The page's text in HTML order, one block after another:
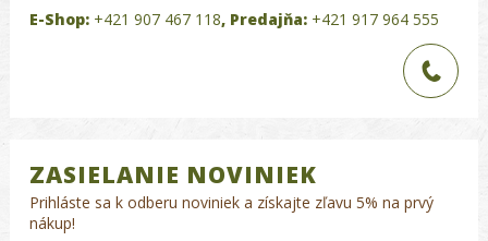
E-Shop: +421 907 467 118, Predajňa: +421 917 964 555
ZASIELANIE NOVINIEK
Prihláste sa k odberu noviniek a získajte zľavu 5% na prvý
nákup!